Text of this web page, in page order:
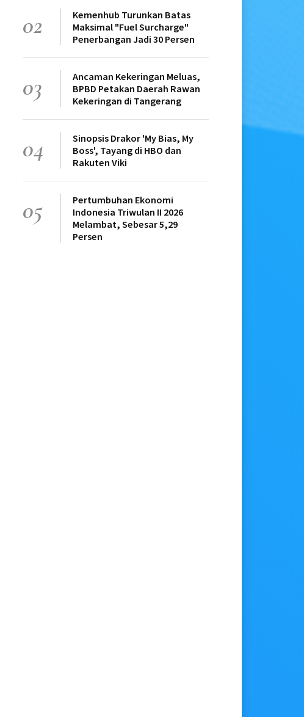
02
Kemenhub Turunkan Batas
Maksimal "Fuel Surcharge"
Penerbangan Jadi 30 Persen
03
Ancaman Kekeringan Meluas,
BPBD Petakan Daerah Rawan
Kekeringan di Tangerang
04
Sinopsis Drakor 'My Bias, My
Boss', Tayang di HBO dan
Rakuten Viki
05
Pertumbuhan Ekonomi
Indonesia Triwulan II 2026
Melambat, Sebesar 5,29
Persen